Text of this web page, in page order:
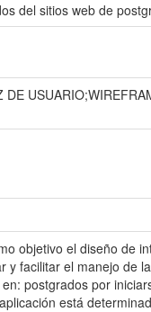
del sitios web de
DE
objetivo el diseño de
y facilitar el manejo de
postgrados por
está